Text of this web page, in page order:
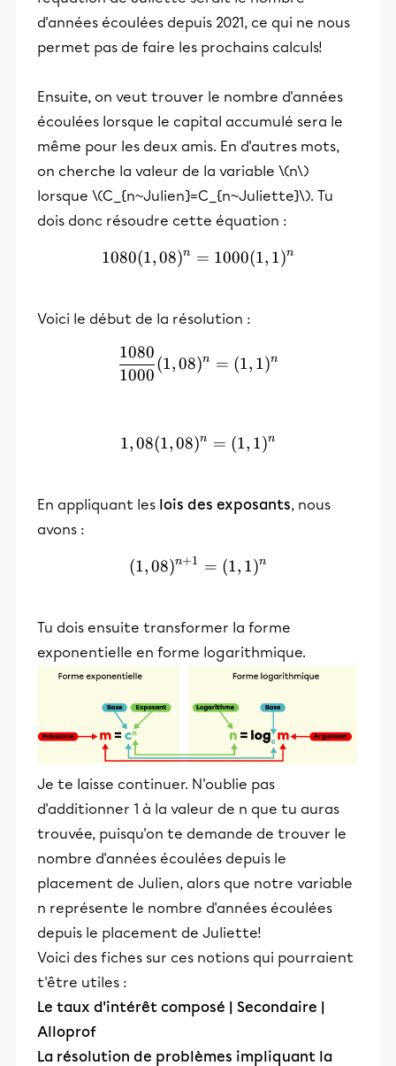
d'années écoulées depuis 2021, ce qui ne nous
permet pas de faire les prochains calculs!
Ensuite, on veut trouver le nombre d'années
écoulées lorsque le capital accumulé sera le
même pour les deux amis. En d'autres mots,
on cherche la valeur de la variable \(n\)
lorsque \(C_{n~Julien}=C_{n~Juliette}\). Tu
dois donc résoudre cette équation :
1080(1,08)^n=1000(1,1)^n
1080(1,08)n = 1000(1, 1)n
Voici le début de la résolution :
1000
1080
(1, 08)n = (1, 1)n
1,08(1,08)^n=(1,1)^n
1,08(1,08)n = (1, 1)n
En appliquant les lois des exposants, nous
avons :
(1,08)^{n+1}=(1,1)^n
(1,08)n+1 = (1, 1)n
Tu dois ensuite transformer la forme
exponentielle en forme logarithmique.
Je te laisse continuer. N'oublie pas
d'additionner 1 à la valeur de n que tu auras
trouvée, puisqu'on te demande de trouver le
nombre d'années écoulées depuis le
placement de Julien, alors que notre variable
n représente le nombre d'années écoulées
depuis le placement de Juliette!
Voici des fiches sur ces notions qui pourraient
t'être utiles :
Le taux d'intérêt composé | Secondaire |
Alloprof
La résolution de problèmes impliquant la